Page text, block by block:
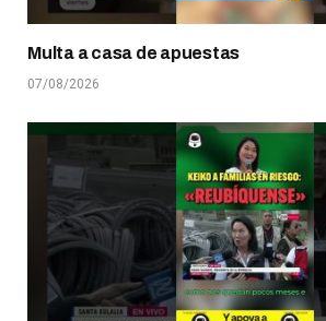
Multa a casa de apuestas
07/08/2026